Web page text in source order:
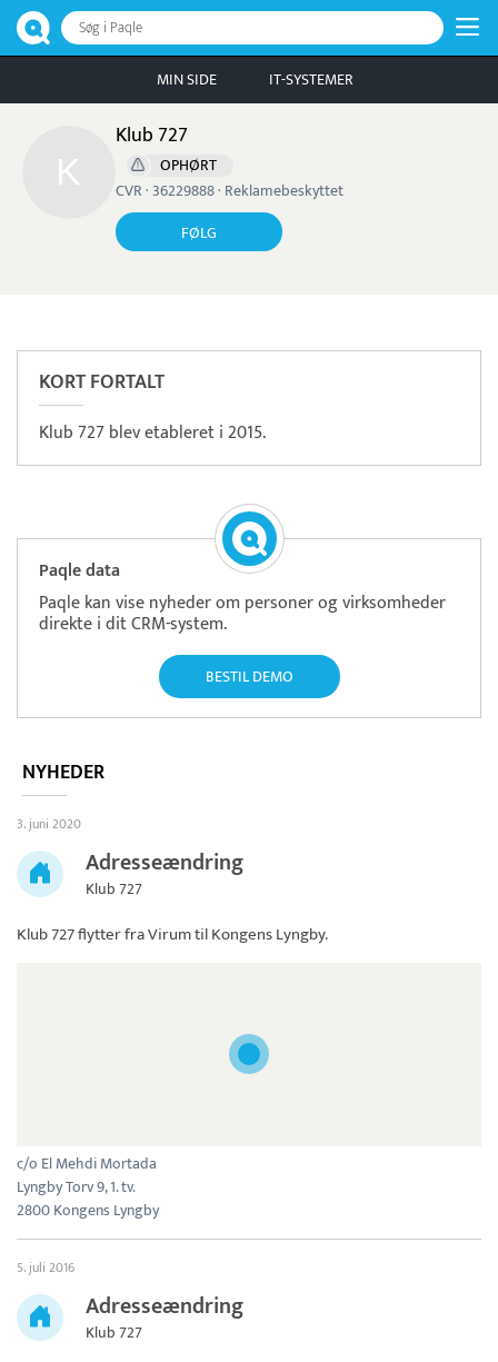
Søg i Paqle
MIN SIDE IT-SYSTEMER
Klub 727
OPHØRT
CVR · 36229888 · Reklamebeskyttet
FØLG
KORT FORTALT
Klub 727 blev etableret i 2015.
Paqle data
Paqle kan vise nyheder om personer og virksomheder
direkte i dit CRM-system.
BESTIL DEMO
NYHEDER
3. juni 2020
Adresseændring
Klub 727
Klub 727flytter fra Virum til Kongens Lyngby.
c/o El Mehdi Mortada
Lyngby Torv 9, 1. tv.
2800 Kongens Lyngby
5. juli 2016
Adresseændring
Klub 727